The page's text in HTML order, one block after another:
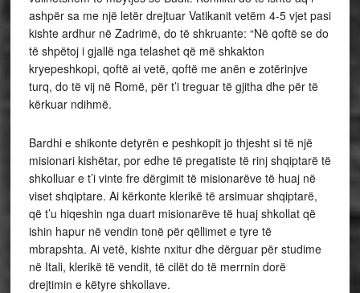
ashpër sa me një letër drejtuar Vatikanit vetëm 4-5 vjet pasi
kishte ardhur në Zadrimë, do të shkruante: “Në qoftë se do
të shpëtoj i gjallë nga telashet që më shkakton
kryepeshkopi, qoftë ai vetë, qoftë me anën e zotërinjve
turq, do të vij në Romë, për t’i treguar të gjitha dhe për të
kërkuar ndihmë.
Bardhi e shikonte detyrën e peshkopit jo thjesht si të një
misionari kishëtar, por edhe të pregatiste të rinj shqiptarë të
shkolluar e t’i vinte fre dërgimit të misionarëve të huaj në
viset shqiptare. Ai kërkonte klerikë të arsimuar shqiptarë,
që t’u hiqeshin nga duart misionarëve të huaj shkollat që
ishin hapur në vendin tonë për qëllimet e tyre të
mbrapshta. Ai vetë, kishte nxitur dhe dërguar për studime
në Itali, klerikë të vendit, të cilët do të merrnin dorë
drejtimin e këtyre shkollave.